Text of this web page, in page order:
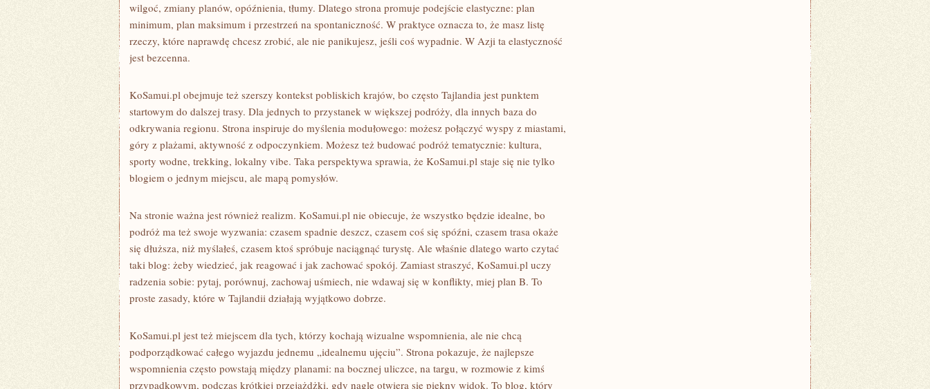
wilgoć, zmiany planów, opóźnienia, tłumy. Dlatego strona promuje podejście elastyczne: plan
minimum, plan maksimum i przestrzeń na spontaniczność. W praktyce oznacza to, że masz listę
rzeczy, które naprawdę chcesz zrobić, ale nie panikujesz, jeśli coś wypadnie. W Azji ta elastyczność
jest bezcenna.
KoSamui.pl obejmuje też szerszy kontekst pobliskich krajów, bo często Tajlandia jest punktem
startowym do dalszej trasy. Dla jednych to przystanek w większej podróży, dla innych baza do
odkrywania regionu. Strona inspiruje do myślenia modułowego: możesz połączyć wyspy z miastami,
góry z plażami, aktywność z odpoczynkiem. Możesz też budować podróż tematycznie: kultura,
sporty wodne, trekking, lokalny vibe. Taka perspektywa sprawia, że KoSamui.pl staje się nie tylko
blogiem o jednym miejscu, ale mapą pomysłów.
Na stronie ważna jest również realizm. KoSamui.pl nie obiecuje, że wszystko będzie idealne, bo
podróż ma też swoje wyzwania: czasem spadnie deszcz, czasem coś się spóźni, czasem trasa okaże
się dłuższa, niż myślałeś, czasem ktoś spróbuje naciągnąć turystę. Ale właśnie dlatego warto czytać
taki blog: żeby wiedzieć, jak reagować i jak zachować spokój. Zamiast straszyć, KoSamui.pl uczy
radzenia sobie: pytaj, porównuj, zachowaj uśmiech, nie wdawaj się w konflikty, miej plan B. To
proste zasady, które w Tajlandii działają wyjątkowo dobrze.
KoSamui.pl jest też miejscem dla tych, którzy kochają wizualne wspomnienia, ale nie chcą
podporządkować całego wyjazdu jednemu „idealnemu ujęciu”. Strona pokazuje, że najlepsze
wspomnienia często powstają między planami: na bocznej uliczce, na targu, w rozmowie z kimś
przypadkowym, podczas krótkiej przejażdżki, gdy nagle otwiera się piękny widok. To blog, który